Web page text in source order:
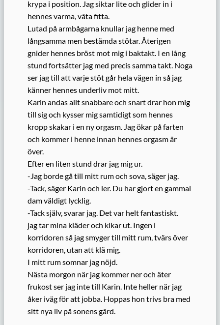
krypa i position. Jag siktar lite och glider in i
hennes varma, våta fitta.
Lutad på armbågarna knullar jag henne med
långsamma men bestämda stötar. Återigen
gnider hennes bröst mot mig i baktakt. I en lång
stund fortsätter jag med precis samma takt. Noga
ser jag till att varje stöt går hela vägen in så jag
känner hennes underliv mot mitt.
Karin andas allt snabbare och snart drar hon mig
till sig och kysser mig samtidigt som hennes
kropp skakar i en ny orgasm. Jag ökar på farten
och kommer i henne innan hennes orgasm är
över.
Efter en liten stund drar jag mig ur.
-Jag borde gå till mitt rum och sova, säger jag.
-Tack, säger Karin och ler. Du har gjort en gammal
dam väldigt lycklig.
-Tack själv, svarar jag. Det var helt fantastiskt.
jag tar mina kläder och kikar ut. Ingen i
korridoren så jag smyger till mitt rum, tvärs över
korridoren, utan att klä mig.
I mitt rum somnar jag nöjd.
Nästa morgon när jag kommer ner och äter
frukost ser jag inte till Karin. Inte heller när jag
åker iväg för att jobba. Hoppas hon trivs bra med
sitt nya liv på sonens gård.